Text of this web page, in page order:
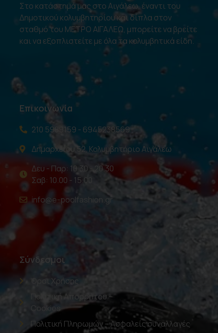
Στο κατάστημά μας στο Αιγάλεω, έναντι του
Δημοτικού κολυμβητηρίου και δίπλα στον
σταθμό του ΜΕΤΡΟ ΑΙΓΑΛΕΩ, μπορείτε να βρείτε
και να εξοπλιστείτε με όλα τα κολυμβητικά είδη.
Επικοινωνία
210 5989159 - 6945238569
Δημαρχείου 52, Κολυμβητήριο Αιγάλεω
Δευ - Παρ: 10.30 - 20.30
Σαβ: 10.00 - 15.00
info@e-poolfashion.gr
Σύνδεσμοι
Όροι Χρήσης
Πολιτική Απορρήτου –
Cookies
Πολιτική Πληρωμών – Ασφαλείς συναλλαγές